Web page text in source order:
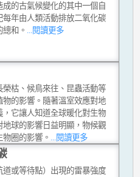
的古氣候變化的其中一個自
年由人類活動排放二氧化碳
和。 ...閱讀更多
枯、候鳥來往、昆蟲活動等
的影響。隨著溫室效應對地
它讓人知道全球暖化對生物
球的影響日益明顯，物候觀
圈的影響。
...閱讀更多
或等待點）出現的雷暴強度